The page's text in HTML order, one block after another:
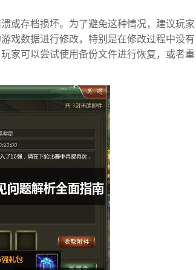
或存档损坏。为了避免这种情况，建议玩家
戏数据进行修改，特别是在修改过程中没有
家可以尝试使用备份文件进行恢复，或者重